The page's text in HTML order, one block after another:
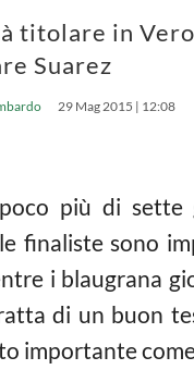
titolare in
Suarez
29 Mag 2015 | 12:08
più di sette
finaliste sono
i blaugrana
di un buon
importante